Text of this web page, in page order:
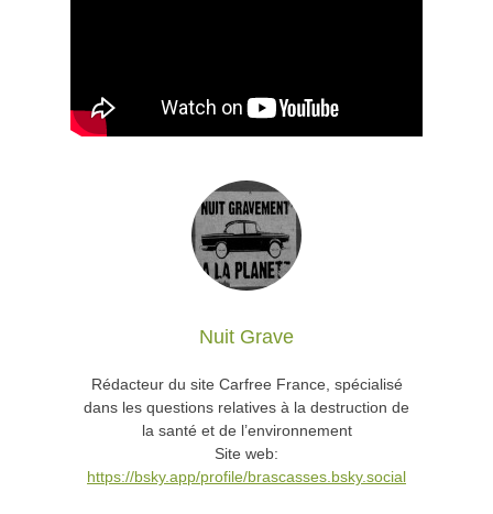
Nuit Grave
Rédacteur du site Carfree France, spécialisé
dans les questions relatives à la destruction de
la santé et de l’environnement
Site web:
https://bsky.app/profile/brascasses.bsky.social